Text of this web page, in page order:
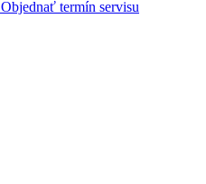
Objednať termín servisu